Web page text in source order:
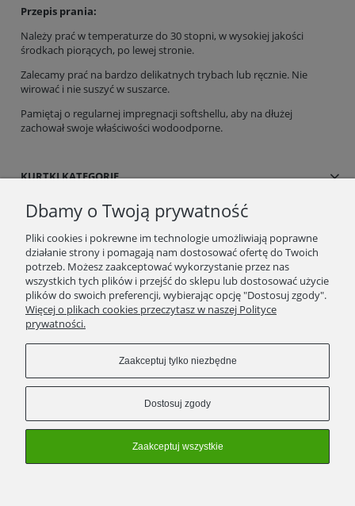
Przepis prania:
Należy prać w temperaturze do 30 stopni, w wysokiej jakości
środkach piorących, po lewej stronie.
Zalecamy prać na bardzo delikatnych trybach lub ręcznie. Nie
wirować i nie suszyć w suszarce.
Pamiętaj o regularnej impregnacji softshellu, aby na dłużej
zachował swoje właściwości wodoodporne.
KURTKI KATEGORIE
SUKIENKI/SPÓDNICE
BLOG/NEWSY
SPRAWDŹ TO
STRONY
KONTAKT
Dbamy o Twoją prywatność
Pliki cookies i pokrewne im technologie umożliwiają poprawne
działanie strony i pomagają nam dostosować ofertę do Twoich
potrzeb. Możesz zaakceptować wykorzystanie przez nas
wszystkich tych plików i przejść do sklepu lub dostosować użycie
plików do swoich preferencji, wybierając opcję "Dostosuj zgody".
Więcej o plikach cookies przeczytasz w naszej Polityce
prywatności.
Zaakceptuj tylko niezbędne
Dostosuj zgody
Zaakceptuj wszystkie